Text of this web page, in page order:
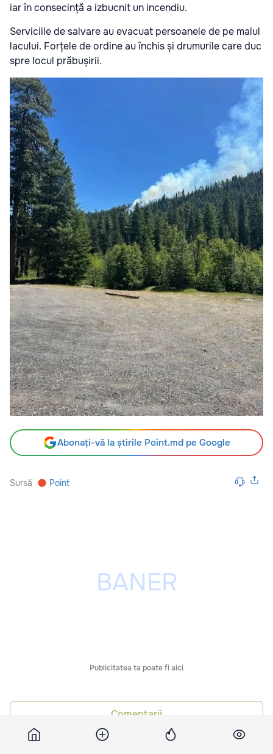
iar în consecință a izbucnit un incendiu.
Serviciile de salvare au evacuat persoanele de pe malul
lacului. Forțele de ordine au închis și drumurile care duc
spre locul prăbușirii.
Abonați-vă la știrile Point.md pe Google
Sursă Point
Publicitatea ta poate fi aici
Comentarii